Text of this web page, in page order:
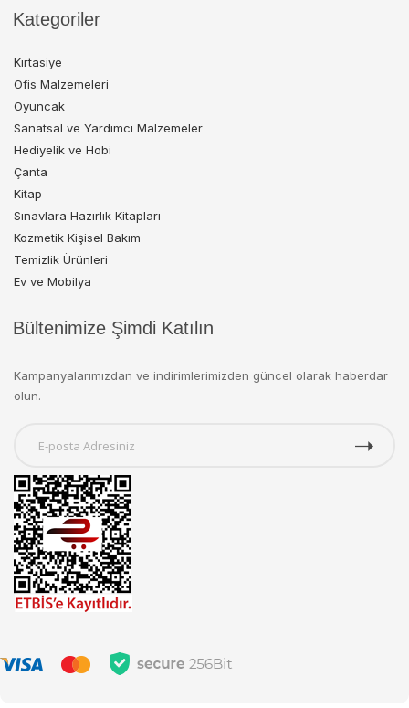
Kategoriler
Kırtasiye
Ofis Malzemeleri
Oyuncak
Sanatsal ve Yardımcı Malzemeler
Hediyelik ve Hobi
Çanta
Kitap
Sınavlara Hazırlık Kitapları
Kozmetik Kişisel Bakım
Temizlik Ürünleri
Ev ve Mobilya
Bültenimize Şimdi Katılın
Kampanyalarımızdan ve indirimlerimizden güncel olarak haberdar
olun.